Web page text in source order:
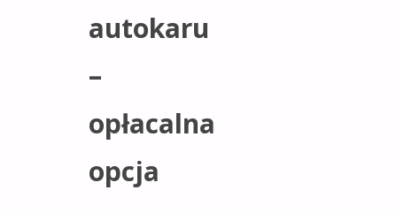
autokaru
–
opłacalna
opcja